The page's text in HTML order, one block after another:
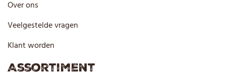
Over ons
Veelgestelde vragen
Klant worden
Assortiment